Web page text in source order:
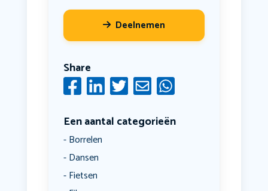
Deelnemen
Share
Een aantal categorieën
Borrelen
Dansen
Fietsen